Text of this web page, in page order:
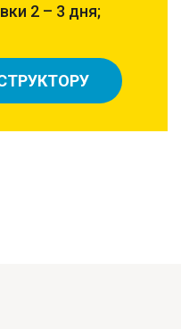
2 – 3 дня;